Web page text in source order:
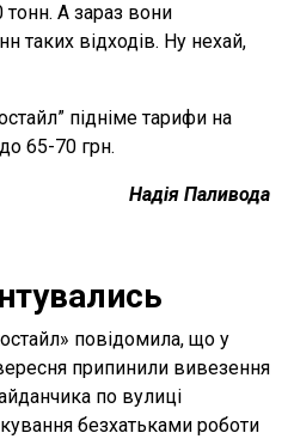
тонн. А зараз вони
таких відходів. Ну нехай,
підніме тарифи на
65-70 грн.
Надія Паливода
повідомила, що у
припинили вивезення
по вулиці
безхатьками роботи